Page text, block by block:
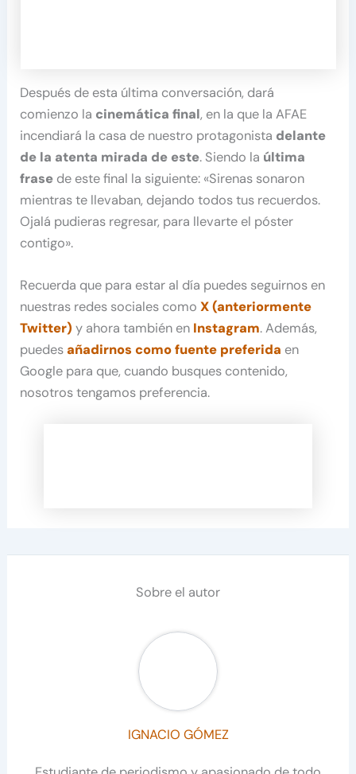
Después de esta última conversación, dará
comienzo la cinemática final, en la que la AFAE
incendiará la casa de nuestro protagonista delante
de la atenta mirada de este. Siendo la última
frase de este final la siguiente: «Sirenas sonaron
mientras te llevaban, dejando todos tus recuerdos.
Ojalá pudieras regresar, para llevarte el póster
contigo».
Recuerda que para estar al día puedes seguirnos en
nuestras redes sociales comoX (anteriormente
Twitter) y ahora también en Instagram. Además,
puedesañadirnos como fuente preferida en
Google para que, cuando busques contenido,
nosotros tengamos preferencia.
Sobre el autor
IGNACIO GÓMEZ